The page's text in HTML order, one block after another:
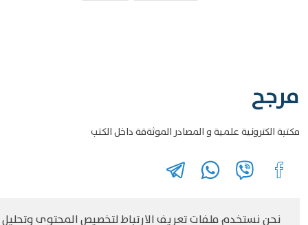
مرجح
مكتبة الكترونية علمية و المصادر الموثةقة داخل الكتب
حقوق الطبع والنشر مرجح جميع الحقوق محفوظةسياسة و الخصوصية
نحن نستخدم ملفات تعريف الارتباط لتخصيص المحتوى وتحليل